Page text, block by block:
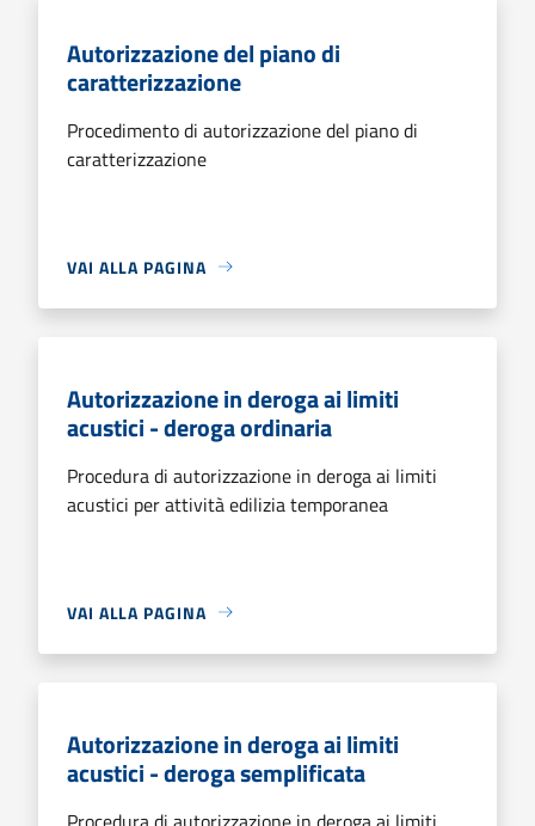
Autorizzazione del piano di
caratterizzazione
Procedimento di autorizzazione del piano di
caratterizzazione
VAI ALLA PAGINA
Autorizzazione in deroga ai limiti
acustici - deroga ordinaria
Procedura di autorizzazione in deroga ai limiti
acustici per attività edilizia temporanea
VAI ALLA PAGINA
Autorizzazione in deroga ai limiti
acustici - deroga semplificata